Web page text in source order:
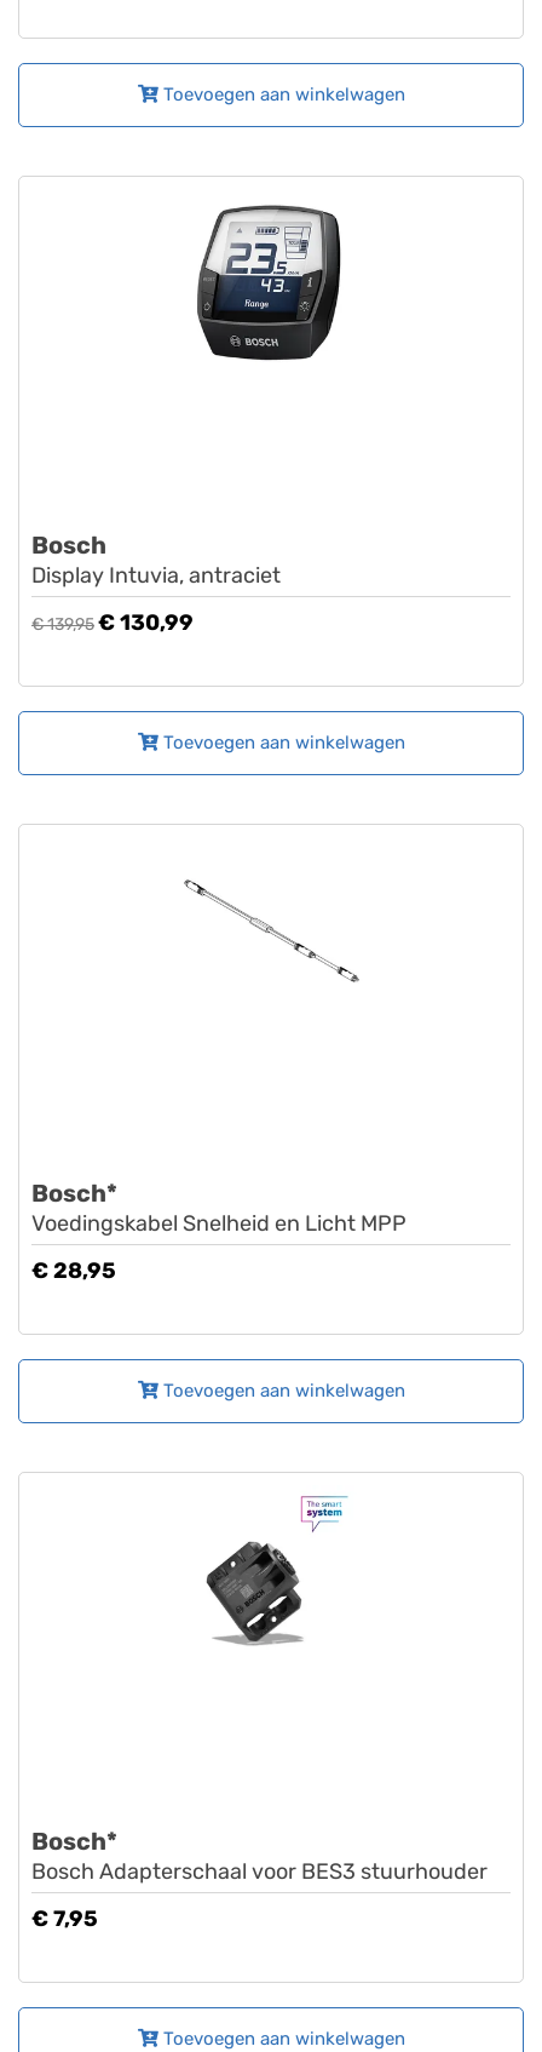
Toevoegen aan winkelwagen
Bosch
Display Intuvia, antraciet
€ 139,95€ 130,99
Toevoegen aan winkelwagen
Bosch*
Voedingskabel Snelheid en Licht MPP
€ 28,95
Toevoegen aan winkelwagen
Bosch*
Bosch Adapterschaal voor BES3 stuurhouder
€ 7,95
Toevoegen aan winkelwagen